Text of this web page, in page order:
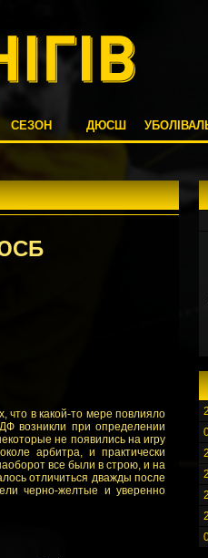
СЕЗОН ДЮСШ
что в какой-то мере повлияло
возникли при определении
не появились на игру
арбитра, и практически
все были в строю, и на
отличиться дважды после
черно-желтые и уверенно